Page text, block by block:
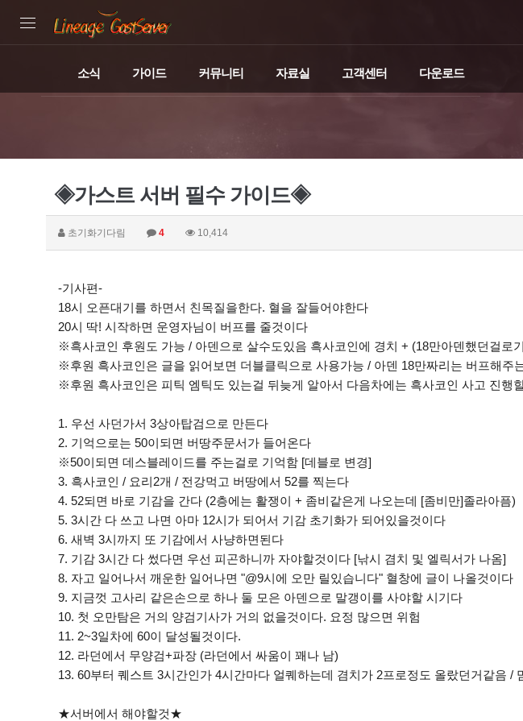
소식 가이드 커뮤니티 자료실 고객센터 다운로드
◈가스트 서버 필수 가이드◈
초기화기다림 4 10,414
-기사편-
18시 오픈대기를 하면서 친목질을한다. 혈을 잘들어야한다
20시 딱! 시작하면 운영자님이 버프를 줄것이다
※흑사코인 후원도 가능 / 아덴으로 살수도있음 흑사코인에 경치 + (18만아덴했던걸로
※후원 흑사코인은 글을 읽어보면 더블클릭으로 사용가능 / 아덴 18만짜리는 버프해주
※후원 흑사코인은 피틱 엠틱도 있는걸 뒤늦게 알아서 다음차에는 흑사코인 사고 진행
1. 우선 사던가서 3상아탑검으로 만든다
2. 기억으로는 50이되면 버땅주문서가 들어온다
※50이되면 데스블레이드를 주는걸로 기억함 [데블로 변경]
3. 흑사코인 / 요리2개 / 전강먹고 버땅에서 52를 찍는다
4. 52되면 바로 기감을 간다 (2층에는 활쟁이 + 좀비같은게 나오는데 [좀비만]졸라아픔)
5. 3시간 다 쓰고 나면 아마 12시가 되어서 기감 초기화가 되어있을것이다
6. 새벽 3시까지 또 기감에서 사냥하면된다
7. 기감 3시간 다 썼다면 우선 피곤하니까 자야할것이다 [낚시 겸치 및 엘릭서가 나옴]
8. 자고 일어나서 깨운한 일어나면 "@9시에 오만 릴있습니다" 혈창에 글이 나올것이다
9. 지금껏 고사리 같은손으로 하나 둘 모은 아덴으로 말갱이를 사야할 시기다
10. 첫 오만탐은 거의 양검기사가 거의 없을것이다. 요정 많으면 위험
11. 2~3일차에 60이 달성될것이다.
12. 라던에서 무양검+파장 (라던에서 싸움이 꽤나 남)
13. 60부터 퀘스트 3시간인가 4시간마다 얼퀘하는데 겸치가 2프로정도 올랐던거같음
★서버에서 해야할것★